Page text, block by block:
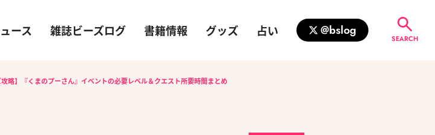
ース 雑誌ビーズログ 書籍情報 グッズ 占い @bslog
SEARCH
攻略】『くまのプーさん』イベントの必要レベル＆クエスト所要時間まとめ